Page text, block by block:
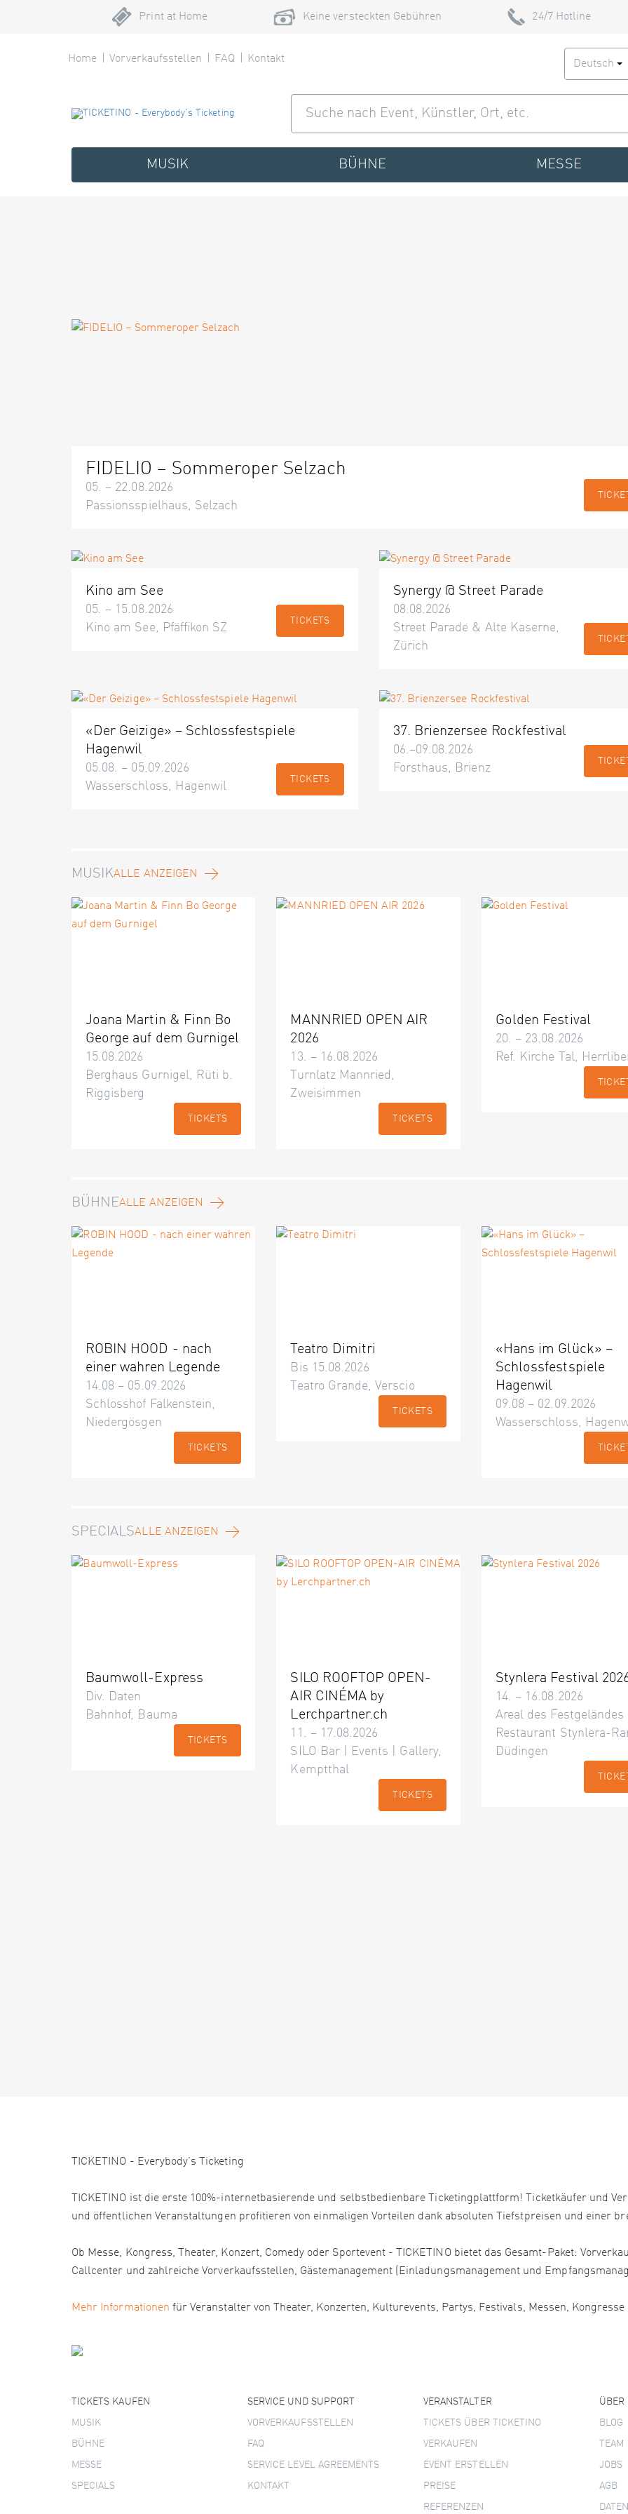
Print at Home Keine versteckten Gebühren 24/7 Hotline
Home Vorverkaufsstellen FAQ Kontakt Deutsch
MUSIK BÜHNE MESSE
FIDELIO – Sommeroper Selzach
05. – 22.08.2026
Passionsspielhaus, Selzach
Kino am See
05. – 15.08.2026
Kino am See, Pfäffikon SZ
TICKETS
Synergy @ Street Parade
08.08.2026
Street Parade & Alte Kaserne,
Zürich
«Der Geizige» – Schlossfestspiele
Hagenwil
05.08. – 05.09.2026
Wasserschloss, Hagenwil
TICKETS
37. Brienzersee Rockfestival
06.–09.08.2026
Forsthaus, Brienz
MUSIKALLE ANZEIGEN
Joana Martin & Finn Bo
George auf dem Gurnigel
15.08.2026
Berghaus Gurnigel, Rüti b.
Riggisberg
TICKETS
MANNRIED OPEN AIR
2026
13. – 16.08.2026
Turnlatz Mannried,
Zweisimmen
TICKETS
Golden Festival
20. – 23.08.2026
Ref. Kirche Tal,
BÜHNEALLE ANZEIGEN
ROBIN HOOD - nach
einer wahren Legende
14.08 – 05.09.2026
Schlosshof Falkenstein,
Niedergösgen
TICKETS
Teatro Dimitri
Bis 15.08.2026
Teatro Grande, Verscio
TICKETS
«Hans im Glück» –
Schlossfestspiele
Hagenwil
09.08 – 02.09.2026
Wasserschloss,
SPECIALSALLE ANZEIGEN
Baumwoll-Express
Div. Daten
Bahnhof, Bauma
TICKETS
SILO ROOFTOP OPEN-
AIR CINÉMA by
Lerchpartner.ch
11. – 17.08.2026
SILO Bar | Events | Gallery,
Kemptthal
TICKETS
Stynlera Festival
14. – 16.08.2026
Areal des Festgeländes
Restaurant Stynlera-
Düdingen
TICKETINO - Everybody's Ticketing
TICKETINO ist die erste 100%-internetbasierende und selbstbedienbare Ticketingplattform! Ticketkäufer und
und öffentlichen Veranstaltungen profitieren von einmaligen Vorteilen dank absoluten Tiefstpreisen und einer
Ob Messe, Kongress, Theater, Konzert, Comedy oder Sportevent - TICKETINO bietet das Gesamt-Paket:
Callcenter und zahlreiche Vorverkaufsstellen, Gästemanagement (Einladungsmanagement und
Mehr Informationen für Veranstalter von Theater, Konzerten, Kulturevents, Partys, Festivals, Messen,
TICKETS KAUFEN
MUSIK
BÜHNE
MESSE
SPECIALS
SERVICE UND SUPPORT
VORVERKAUFSSTELLEN
FAQ
SERVICE LEVEL AGREEMENTS
KONTAKT
VERANSTALTER
TICKETS ÜBER TICKETINO
VERKAUFEN
EVENT ERSTELLEN
PREISE
REFERENZEN
ÜBER
BLOG
TEAM
JOBS
AGB